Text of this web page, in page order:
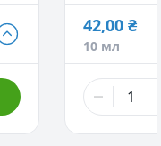
42,00 ₴
10 мл
42,00 ₴
10 мл
157,00 ₴
50 мл - Нет